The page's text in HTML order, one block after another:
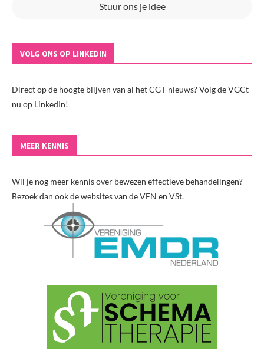
Stuur ons je idee
VOLG ONS OP LINKEDIN
Direct op de hoogte blijven van al het CGT-nieuws? Volg de VGCt
nu op LinkedIn!
MEER KENNIS
Wil je nog meer kennis over bewezen effectieve behandelingen?
Bezoek dan ook de websites van de VEN en VSt.